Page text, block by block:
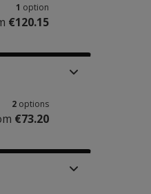
1 option
€120.15
2 options
€73.20